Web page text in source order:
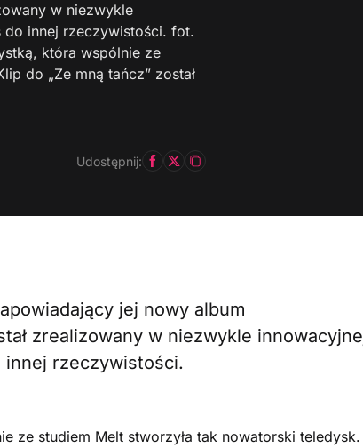
w niezwykle
do innej rzeczywistości. fot.
która wspólnie ze
do „Ze mną tańcz” został
Udostępnij:
jej nowy album
zrealizowany w niezwykle
innej rzeczywistości.
ze studiem Melt stworzyła tak nowatorski teledysk.